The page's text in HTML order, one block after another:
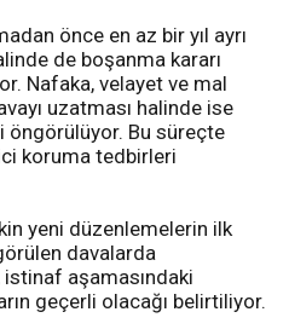
önce en az bir yıl ayrı
de boşanma kararı
Nafaka, velayet ve mal
uzatması halinde ise
öngörülüyor. Bu süreçte
koruma tedbirleri
yeni düzenlemelerin ilk
davalarda
istinaf aşamasındaki
geçerli olacağı belirtiliyor.